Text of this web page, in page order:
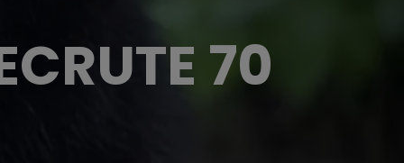
70